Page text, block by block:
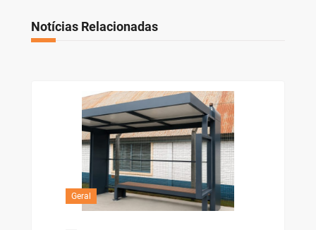
Notícias Relacionadas
Geral